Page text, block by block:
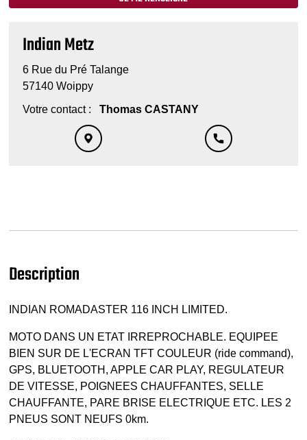
Indian Metz
6 Rue du Pré Talange
57140 Woippy
Votre contact :
Thomas CASTANY
Description
INDIAN ROMADASTER 116 INCH LIMITED.
MOTO DANS UN ETAT IRREPROCHABLE. EQUIPEE
BIEN SUR DE L'ECRAN TFT COULEUR (ride command),
GPS, BLUETOOTH, APPLE CAR PLAY, REGULATEUR
DE VITESSE, POIGNEES CHAUFFANTES, SELLE
CHAUFFANTE, PARE BRISE ELECTRIQUE ETC. LES 2
PNEUS SONT NEUFS 0km.